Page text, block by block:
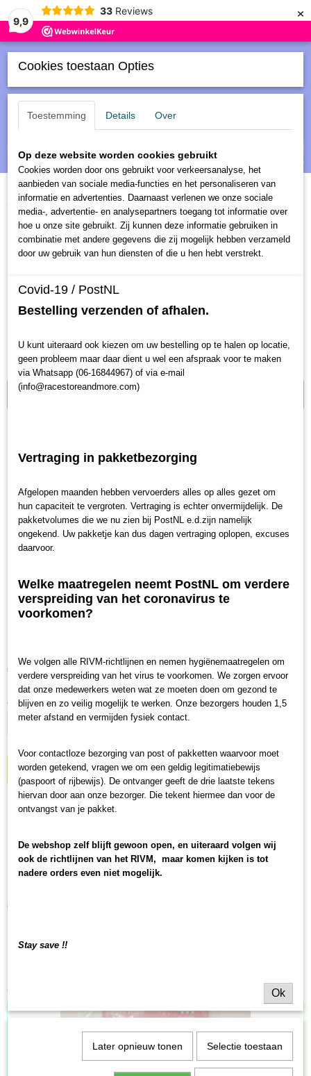
9,9
33 Reviews ×
Inloggen
(0)
Cookies toestaan Opties
Toestemming Details Over
Op deze website worden cookies gebruikt
Cookies worden door ons gebruikt voor verkeersanalyse, het
aanbieden van sociale media-functies en het personaliseren van
informatie en advertenties. Daarnaast verlenen we onze sociale
media-, advertentie- en analysepartners toegang tot informatie over
hoe u onze site gebruikt. Zij kunnen deze informatie gebruiken in
combinatie met andere gegevens die zij mogelijk hebben verzameld
door uw gebruik van hun diensten of die u hen hebt verstrekt.
Covid-19 / PostNL
Bestelling verzenden of afhalen.
U kunt uiteraard ook kiezen om uw bestelling op te halen op locatie,
geen probleem maar daar dient u wel een afspraak voor te maken
via Whatsapp (06-16844967) of via e-mail
(info@racestoreandmore.com)
Vertraging in pakketbezorging
Afgelopen maanden hebben vervoerders alles op alles gezet om
hun capaciteit te vergroten. Vertraging is echter onvermijdelijk. De
pakketvolumes die we nu zien bij PostNL e.d.zijn namelijk
ongekend. Uw pakketje kan dus dagen vertraging oplopen, excuses
daarvoor.
Welke maatregelen neemt PostNL om verdere
verspreiding van het coronavirus te
voorkomen?
We volgen alle RIVM-richtlijnen en nemen hygiënemaatregelen om
verdere verspreiding van het virus te voorkomen. We zorgen ervoor
dat onze medewerkers weten wat ze moeten doen om gezond te
blijven en zo veilig mogelijk te werken. Onze bezorgers houden 1,5
meter afstand en vermijden fysiek contact.
Voor contactloze bezorging van post of pakketten waarvoor moet
worden getekend, vragen we om een geldig legitimatiebewijs
(paspoort of rijbewijs). De ontvanger geeft de drie laatste tekens
hiervan door aan onze bezorger. Die tekent hiermee dan voor de
ontvangst van je pakket.
De webshop zelf blijft gewoon open, en uiteraard volgen wij
ook de richtlijnen van het RIVM, maar komen kijken is tot
nadere orders even niet mogelijk.
Stay save !!
Ok
Later opnieuw tonen Selectie toestaan
Home>Schaalmodellen>Helm Pierre Gasly - 2019 Red Bull
Nog 1 beschikbaar
Helm Pierre Gasly - 2019
€ 29,95 (inclusief btw 21%)
Aantal
IN WINKELWAGEN
Specificaties
Productcode
HELMGAS
EAN code
Omschrijving
1:5 Helm Pierre Gasly - 2019
droeg bij het team van Toro Rosso in 2019.